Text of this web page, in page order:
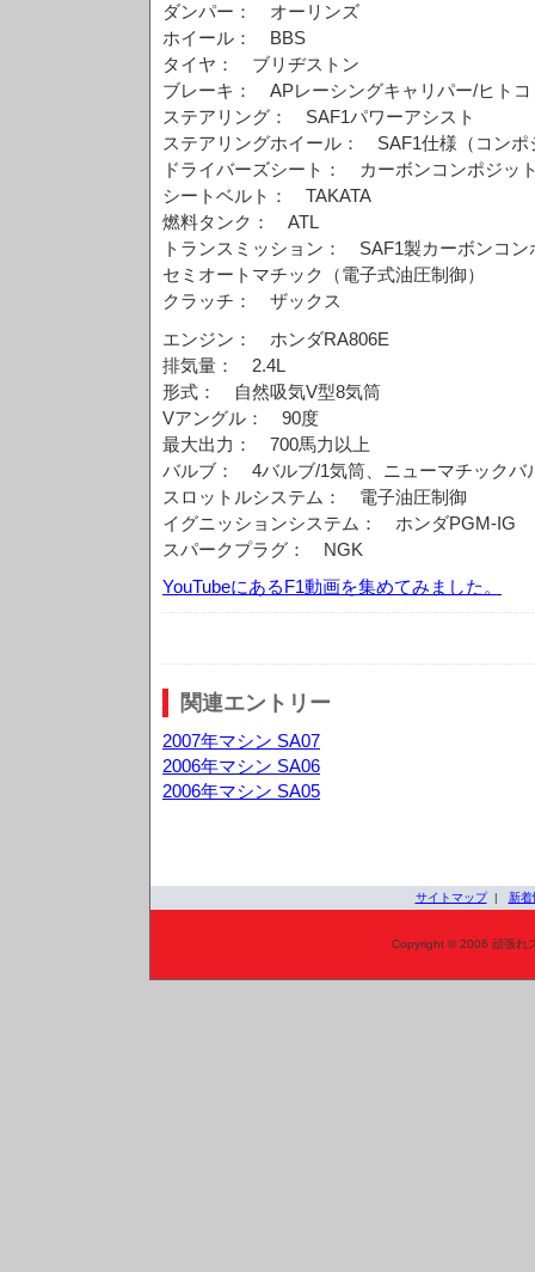
ダンパー： オーリンズ
ホイール： BBS
タイヤ： ブリヂストン
ブレーキ： APレーシングキャリパー/ヒトコ
ステアリング： SAF1パワーアシスト
ステアリングホイール： SAF1仕様（コンポ
ドライバーズシート： カーボンコンポジッ
シートベルト： TAKATA
燃料タンク： ATL
トランスミッション： SAF1製カーボンコン
セミオートマチック（電子式油圧制御）
クラッチ： ザックス
エンジン： ホンダRA806E
排気量： 2.4L
形式： 自然吸気V型8気筒
Vアングル： 90度
最大出力： 700馬力以上
バルブ： 4バルブ/1気筒、ニューマチックバ
スロットルシステム： 電子油圧制御
イグニッションシステム： ホンダPGM-IG
スパークプラグ： NGK
YouTubeにあるF1動画を集めてみました。
関連エントリー
2007年マシン SA07
2006年マシン SA06
2006年マシン SA05
サイトマップ| 新着
Copyright © 2006 頑張れ